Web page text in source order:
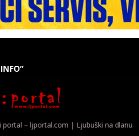
– ljportal.com | Ljubuški na dlanu